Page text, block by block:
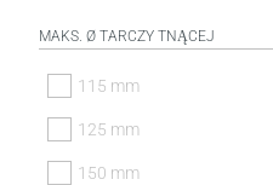
MAKS. Ø TARCZY TNĄCEJ
115 mm
125 mm
150 mm